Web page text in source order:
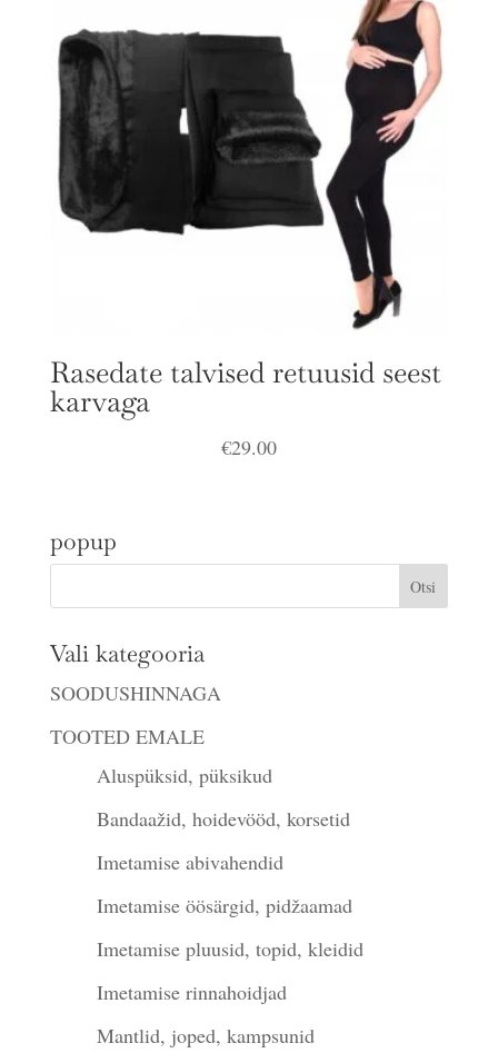
Rasedate talvised retuusid seest
karvaga
€29.00
popup
Vali kategooria
SOODUSHINNAGA
TOOTED EMALE
Aluspüksid, püksikud
Bandaažid, hoidevööd, korsetid
Imetamise abivahendid
Imetamise öösärgid, pidžaamad
Imetamise pluusid, topid, kleidid
Imetamise rinnahoidjad
Mantlid, joped, kampsunid